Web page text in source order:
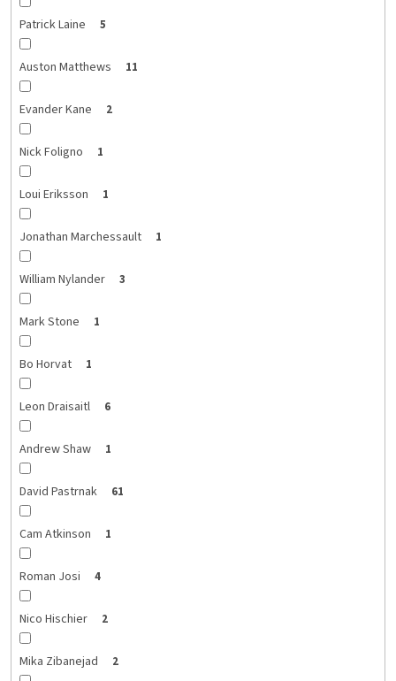
Patrick Laine 5
Auston Matthews 11
Evander Kane 2
Nick Foligno 1
Loui Eriksson 1
Jonathan Marchessault 1
William Nylander 3
Mark Stone 1
Bo Horvat 1
Leon Draisaitl 6
Andrew Shaw 1
David Pastrnak 61
Cam Atkinson 1
Roman Josi 4
Nico Hischier 2
Mika Zibanejad 2